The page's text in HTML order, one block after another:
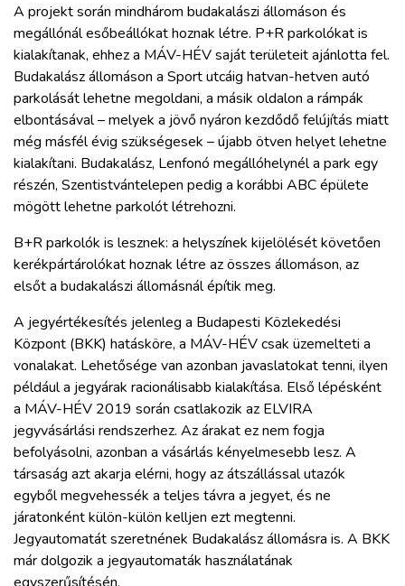
A projekt során mindhárom budakalászi állomáson és
megállónál esőbeállókat hoznak létre. P+R parkolókat is
kialakítanak, ehhez a MÁV-HÉV saját területeit ajánlotta fel.
Budakalász állomáson a Sport utcáig hatvan-hetven autó
parkolását lehetne megoldani, a másik oldalon a rámpák
elbontásával – melyek a jövő nyáron kezdődő felújítás miatt
még másfél évig szükségesek – újabb ötven helyet lehetne
kialakítani. Budakalász, Lenfonó megállóhelynél a park egy
részén, Szentistvántelepen pedig a korábbi ABC épülete
mögött lehetne parkolót létrehozni.
B+R parkolók is lesznek: a helyszínek kijelölését követően
kerékpártárolókat hoznak létre az összes állomáson, az
elsőt a budakalászi állomásnál építik meg.
A jegyértékesítés jelenleg a Budapesti Közlekedési
Központ (BKK) hatásköre, a MÁV-HÉV csak üzemelteti a
vonalakat. Lehetősége van azonban javaslatokat tenni, ilyen
például a jegyárak racionálisabb kialakítása. Első lépésként
a MÁV-HÉV 2019 során csatlakozik az ELVIRA
jegyvásárlási rendszerhez. Az árakat ez nem fogja
befolyásolni, azonban a vásárlás kényelmesebb lesz. A
társaság azt akarja elérni, hogy az átszállással utazók
egyből megvehessék a teljes távra a jegyet, és ne
járatonként külön-külön kelljen ezt megtenni.
Jegyautomatát szeretnének Budakalász állomásra is. A BKK
már dolgozik a jegyautomaták használatának